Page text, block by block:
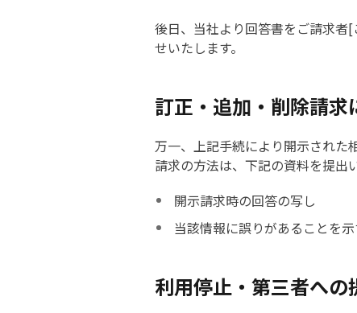
後日、当社より回答書をご請求者
せいたします。
訂正・追加・削除請求
万一、上記手続により開示された
請求の方法は、下記の資料を提出
開示請求時の回答の写し
当該情報に誤りがあることを
利用停止・第三者への